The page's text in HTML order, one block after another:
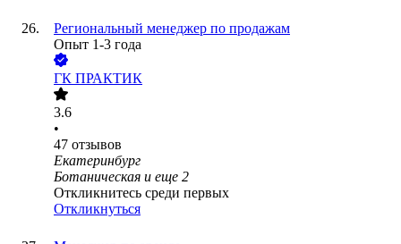
Региональный менеджер по продажам
Опыт 1-3 года
ГК ПРАКТИК
3.6
•
47 отзывов
Екатеринбург
Ботаническая и еще 2
Откликнитесь среди первых
Откликнуться